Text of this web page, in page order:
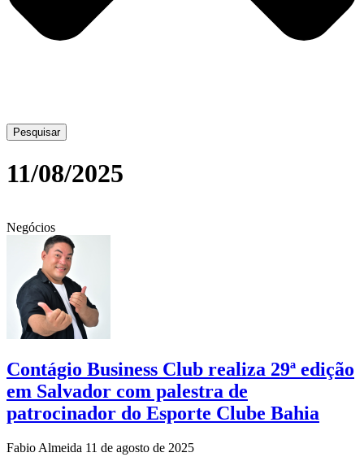
Pesquisar
11/08/2025
Negócios
Contágio Business Club realiza 29ª edição
em Salvador com palestra de
patrocinador do Esporte Clube Bahia
Fabio Almeida 11 de agosto de 2025